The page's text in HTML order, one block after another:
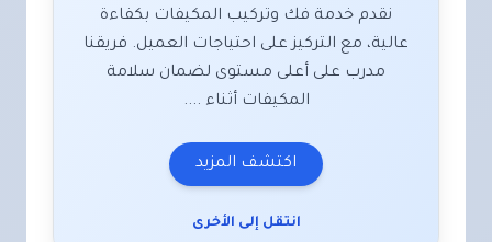
نقدم خدمة فك وتركيب المكيفات بكفاءة
عالية، مع التركيز على احتياجات العميل. فريقنا
مدرب على أعلى مستوى لضمان سلامة
المكيفات أثناء ....
اكتشف المزيد
انتقل إلى الأخرى